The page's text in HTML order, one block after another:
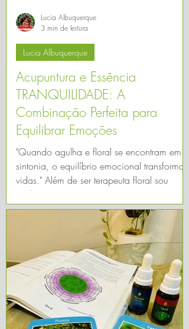
Acupuntura e Essência
TRANQUILIDADE: A
Combinação Perfeita para
Equilibrar Emoções
"Quando agulha e floral se encontram em
sintonia, o equilíbrio emocional transforma
vidas." Além de ser terapeuta floral sou
também ...
Lucia Albuquerque
Lucia Albuquerque
3 min de leitura